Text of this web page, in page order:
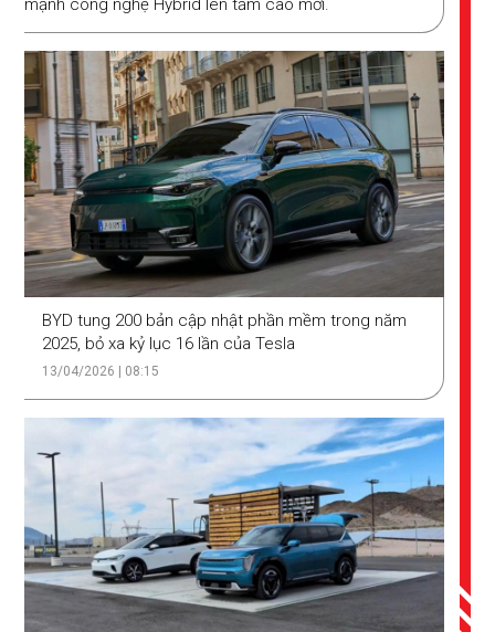
mạnh công nghệ Hybrid lên tầm cao mới.
BYD tung 200 bản cập nhật phần mềm trong năm
2025, bỏ xa kỷ lục 16 lần của Tesla
13/04/2026 | 08:15